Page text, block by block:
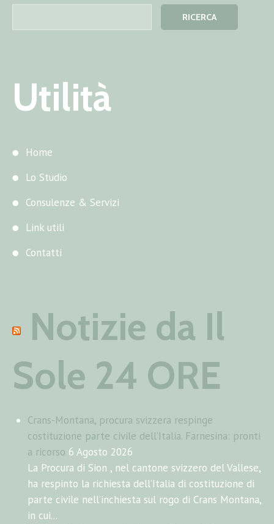
Utilità
Home
Lo Studio
Consulenze & Servizi
Link utili
Contatti
Notizie da Il
Sole 24 ORE
Crans-Montana, procura svizzera respinge
costituzione parte civile dell’Italia. Farnesina: pronti
a ricorso 6 Agosto 2026
La Procura di Sion , nel cantone svizzero del Vallese,
ha respinto la richiesta dell’Italia di costituzione di
parte civile nell’inchiesta sul rogo di Crans Montana,
in cui...